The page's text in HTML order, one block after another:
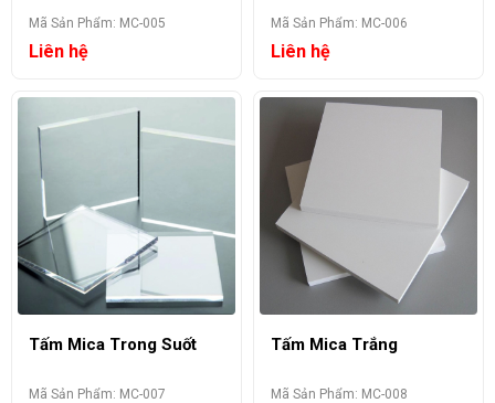
Mã Sản Phẩm: MC-005
Liên hệ
Mã Sản Phẩm: MC-006
Liên hệ
Tấm Mica Trong Suốt
Mã Sản Phẩm: MC-007
Tấm Mica Trắng
Mã Sản Phẩm: MC-008